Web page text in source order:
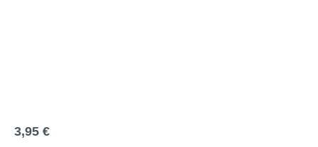
Regulärer Preis:
3,95 €